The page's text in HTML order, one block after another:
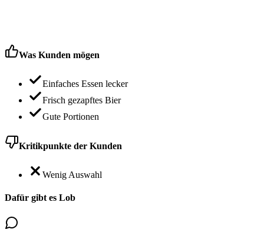
Was Kunden mögen
Einfaches Essen lecker
Frisch gezapftes Bier
Gute Portionen
Kritikpunkte der Kunden
Wenig Auswahl
Dafür gibt es Lob